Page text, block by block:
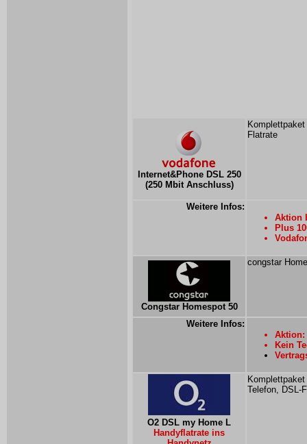
Internet&Phone DSL 250
(250 Mbit Anschluss)
Flatrate
Weitere Infos:
Aktion
Plus
Congstar Homespot 50
congstar
Weitere Infos:
Aktion:
Kein
O2 DSL my Home L
Handyflatrate ins
Telefon, DSL-